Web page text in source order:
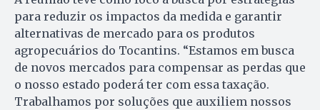
para reduzir os impactos da medida e garantir
alternativas de mercado para os produtos
agropecuários do Tocantins. “Estamos em busca
de novos mercados para compensar as perdas que
o nosso estado poderá ter com essa taxação.
Trabalhamos por soluções que auxiliem nossos